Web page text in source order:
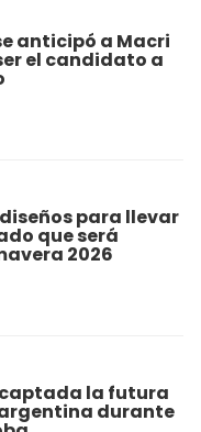
anticipó a Macri
el candidato a
para llevar
que será
2026
captada la futura
durante